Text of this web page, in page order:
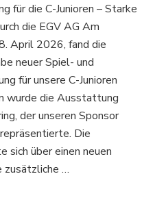
AG
für die C-Junioren – Starke
die EGV AG Am
April 2026, fand die
neuer Spiel- und
für unsere C-Junioren
wurde die Ausstattung
der unseren Sponsor
Die
sich über einen neuen
…